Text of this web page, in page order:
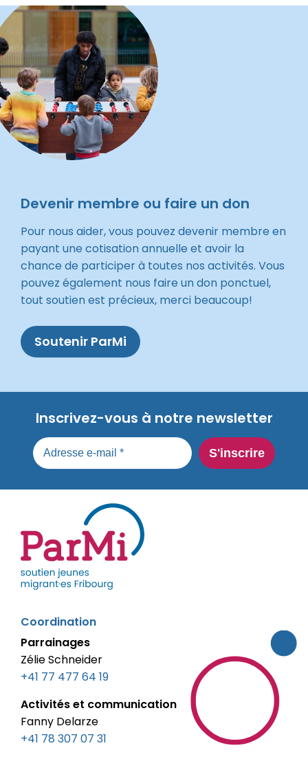
Devenir membre ou faire un don
Pour nous aider, vous pouvez devenir membre en
payant une cotisation annuelle et avoir la
chance de participer à toutes nos activités. Vous
pouvez également nous faire un don ponctuel,
tout soutien est précieux, merci beaucoup!
Soutenir ParMi
Inscrivez-vous à notre newsletter
Coordination
Parrainages
Zélie Schneider
+41 77 477 64 19
Activités et communication
Fanny Delarze
+41 78 307 07 31‬